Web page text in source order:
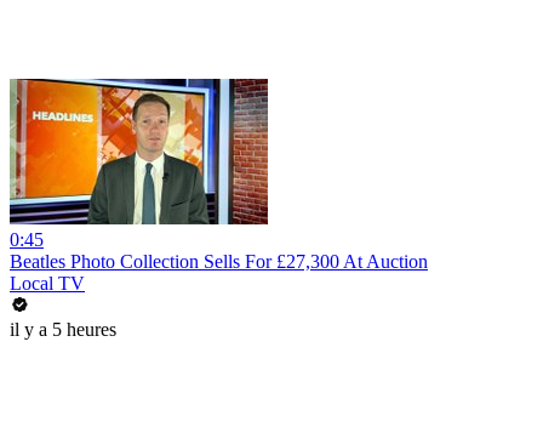
0:45
Beatles Photo Collection Sells For £27,300 At Auction
Local TV
il y a 5 heures